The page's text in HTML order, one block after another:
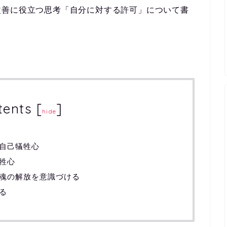
に役立つ思考「自分に対する許可」について書
[hide]
己犠牲心
心
の解放を意識づける